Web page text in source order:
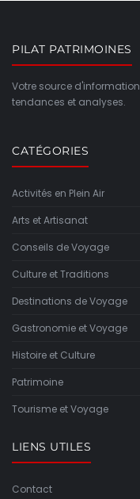
PILAT PATRIMOINES
Votre source
tendances et analyses.
CATÉGORIES
Activités en Plein Air
Arts et Artisanat
Conseils de Voyage
Culture et Traditions
Destinations de Voyage
Gastronomie et Voyage
Histoire et Culture
Patrimoine
Tourisme et Voyage
LIENS UTILES
Contact